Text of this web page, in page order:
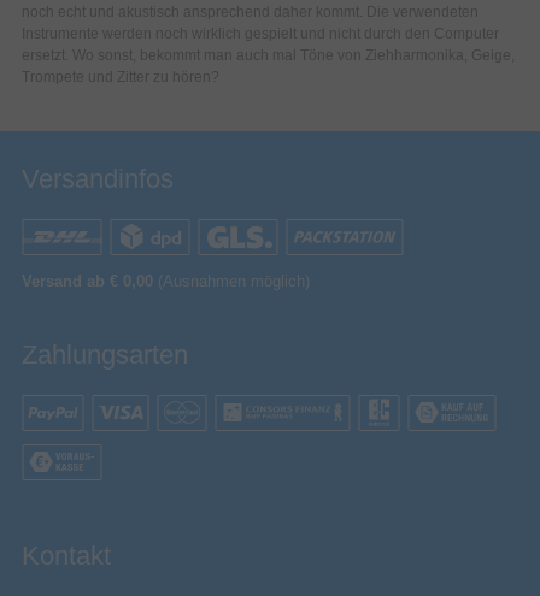
noch echt und akustisch ansprechend daher kommt. Die verwendeten
Instrumente werden noch wirklich gespielt und nicht durch den Computer
ersetzt. Wo sonst, bekommt man auch mal Töne von Ziehharmonika, Geige,
Trompete und Zitter zu hören?
Versandinfos
Versand ab € 0,00 (Ausnahmen möglich)
Zahlungsarten
Kontakt